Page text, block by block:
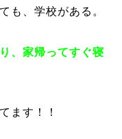
も、学校がある。
、家帰ってすぐ寝
ます！！